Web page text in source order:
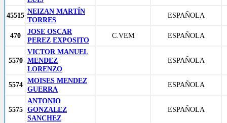
45515 NEIZAN MARTÍN
TORRES
ESPAÑOLA
470
JOSE OSCAR
PEREZ EXPOSITO
C.VEM ESPAÑOLA
5570
VICTOR MANUEL
MENDEZ
LORENZO
ESPAÑOLA
5574 MOISES MENDEZ
GUERRA
ESPAÑOLA
5575
ANTONIO
GONZALEZ
SANCHEZ
ESPAÑOLA